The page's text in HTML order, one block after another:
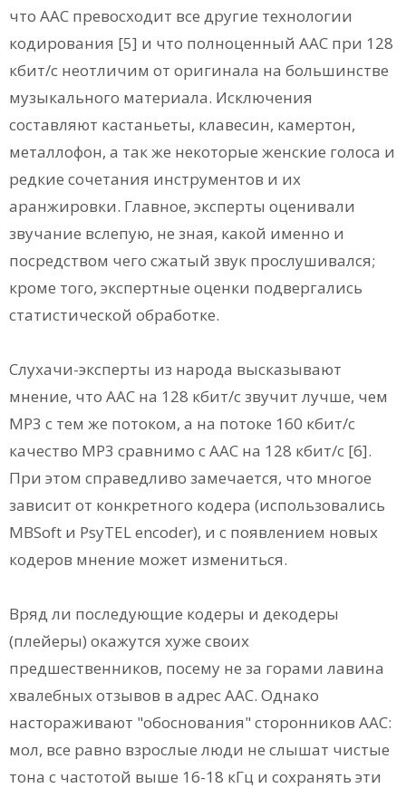
что ААС превосходит все другие технологии
кодирования [5] и что полноценный ААС при 128
кбит/с неотличим от оригинала на большинстве
музыкального материала. Исключения
составляют кастаньеты, клавесин, камертон,
металлофон, а так же некоторые женские голоса и
редкие сочетания инструментов и их
аранжировки. Главное, эксперты оценивали
звучание вслепую, не зная, какой именно и
посредством чего сжатый звук прослушивался;
кроме того, экспертные оценки подвергались
статистической обработке.
Слухачи-эксперты из народа высказывают
мнение, что ААС на 128 кбит/с звучит лучше, чем
МР3 с тем же потоком, а на потоке 160 кбит/с
качество МР3 сравнимо с ААС на 128 кбит/с [6].
При этом справедливо замечается, что многое
зависит от конкретного кодера (использовались
MBSoft и PsyTEL encoder), и с появлением новых
кодеров мнение может измениться.
Вряд ли последующие кодеры и декодеры
(плейеры) окажутся хуже своих
предшественников, посему не за горами лавина
хвалебных отзывов в адрес ААС. Однако
настораживают "обоснования" сторонников ААС:
мол, все равно взрослые люди не слышат чистые
тона с частотой выше 16-18 кГц и сохранять эти